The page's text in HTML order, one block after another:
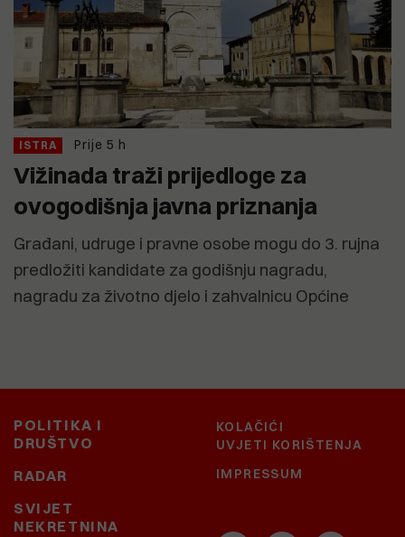
ISTRA Prije 5 h
Vižinada traži prijedloge za
ovogodišnja javna priznanja
Građani, udruge i pravne osobe mogu do 3. rujna
predložiti kandidate za godišnju nagradu,
nagradu za životno djelo i zahvalnicu Općine
POLITIKA I
DRUŠTVO
RADAR
SVIJET
NEKRETNINA
KOLAČIĆI
UVJETI KORIŠTENJA
IMPRESSUM